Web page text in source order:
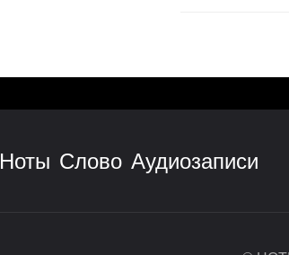
Ноты Слово Аудиозаписи